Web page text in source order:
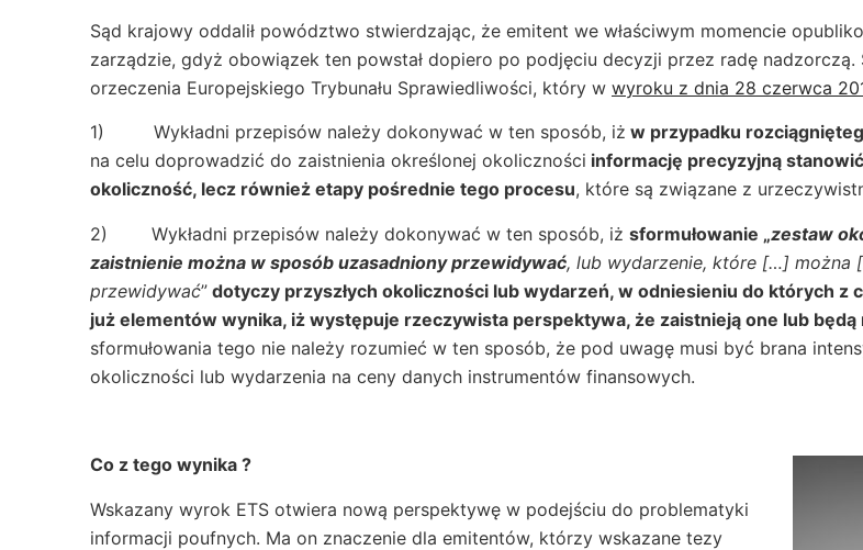
Sąd krajowy oddalił powództwo stwierdzając, że emitent we właściwym momencie
zarządzie, gdyż obowiązek ten powstał dopiero po podjęciu decyzji przez radę nadzorczą.
orzeczenia Europejskiego Trybunału Sprawiedliwości, który w wyroku z dnia 28 czerwca
1) Wykładni przepisów należy dokonywać w ten sposób, iż w przypadku
na celu doprowadzić do zaistnienia określonej okoliczności informację precyzyjną
okoliczność, lecz również etapy pośrednie tego procesu, które są związane z
2) Wykładni przepisów należy dokonywać w ten sposób, iż sformułowanie „zestaw
zaistnienie można w sposób uzasadniony przewidywać, lub wydarzenie, które […] można
przewidywać” dotyczy przyszłych okoliczności lub wydarzeń, w odniesieniu do których z
już elementów wynika, iż występuje rzeczywista perspektywa, że zaistnieją one lub będą
sformułowania tego nie należy rozumieć w ten sposób, że pod uwagę musi być brana
okoliczności lub wydarzenia na ceny danych instrumentów finansowych.
Co z tego wynika ?
Wskazany wyrok ETS otwiera nową perspektywę w podejściu do problematyki
informacji poufnych. Ma on znaczenie dla emitentów, którzy wskazane tezy